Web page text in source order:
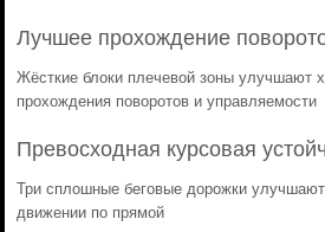
Лучшее прохождение
Жёсткие блоки плечевой зоны улучшают
прохождения поворотов и управляемости
Превосходная курсовая
Три сплошные беговые дорожки
движении по прямой